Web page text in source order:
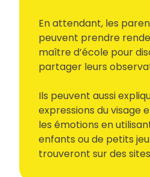
En attendant, les
peuvent prendre
maître d’école pour
partager leurs
Ils peuvent aussi
expressions du visage
les émotions en
enfants ou de petits
trouveront sur des